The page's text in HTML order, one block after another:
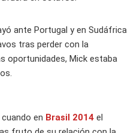
ante Portugal y en Sudáfrica
tras perder con la
oportunidades, Mick estaba
en Brasil 2014 el